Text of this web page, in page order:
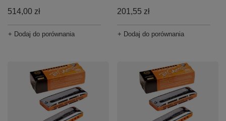
514,00 zł
+ Dodaj do porównania
201,55 zł
+ Dodaj do porównania